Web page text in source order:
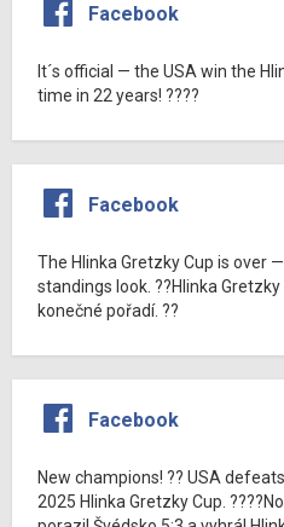
Facebook
It´s official — the USA win the
time in 22 years! ????
Facebook
The Hlinka Gretzky Cup is over
standings look. ??Hlinka
konečné pořadí. ??
Facebook
New champions! ?? USA
2025 Hlinka Gretzky Cup.